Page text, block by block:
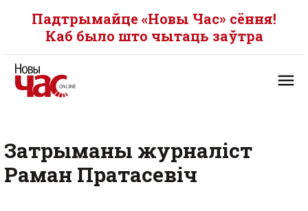
Падтрымайце «Новы Час» сёння!
Каб было што чытаць заўтра
Затрыманы журналіст
Раман Пратасевіч